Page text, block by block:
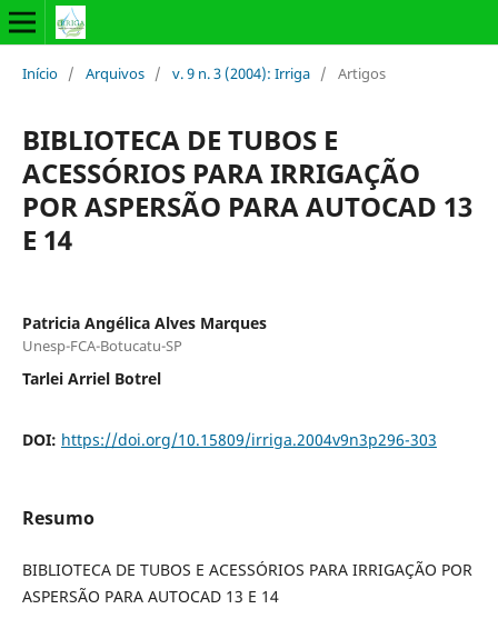
Início / Arquivos / v. 9 n. 3 (2004): Irriga / Artigos
BIBLIOTECA DE TUBOS E
ACESSÓRIOS PARA IRRIGAÇÃO
POR ASPERSÃO PARA AUTOCAD 13
E 14
Patricia Angélica Alves Marques
Unesp-FCA-Botucatu-SP
Tarlei Arriel Botrel
DOI: https://doi.org/10.15809/irriga.2004v9n3p296-303
Resumo
BIBLIOTECA DE TUBOS E ACESSÓRIOS PARA IRRIGAÇÃO POR
ASPERSÃO PARA AUTOCAD 13 E 14